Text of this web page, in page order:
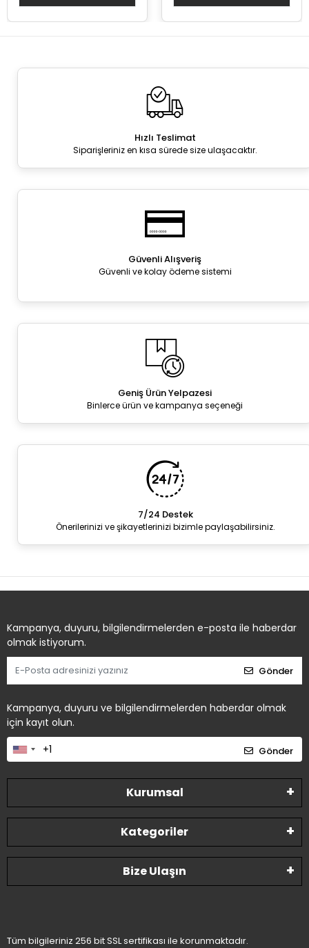
Hızlı Teslimat
Siparişleriniz en kısa sürede size ulaşacaktır.
Güvenli Alışveriş
Güvenli ve kolay ödeme sistemi
Geniş Ürün Yelpazesi
Binlerce ürün ve kampanya seçeneği
7/24 Destek
Önerilerinizi ve şikayetlerinizi bizimle paylaşabilirsiniz.
Kampanya, duyuru, bilgilendirmelerden e-posta ile haberdar
olmak istiyorum.
Gönder
Kampanya, duyuru ve bilgilendirmelerden haberdar olmak
için kayıt olun.
Gönder
Kurumsal
Kategoriler
Bize Ulaşın
Tüm bilgileriniz 256 bit SSL sertifikası ile korunmaktadır.